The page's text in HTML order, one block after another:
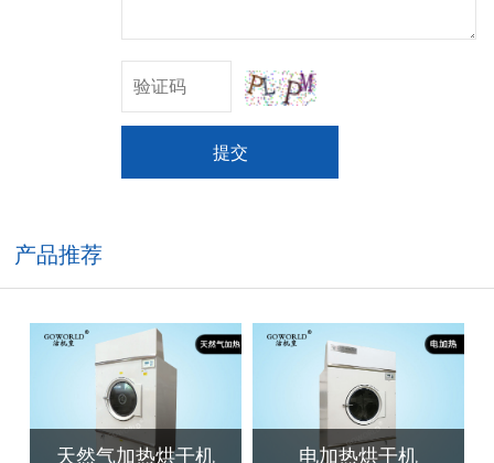
提交
产品推荐
天然气加热烘干机 电加热烘干机